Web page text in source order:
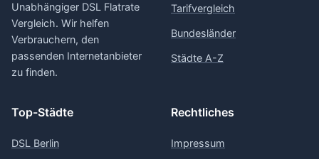
Unabhängiger DSL Flatrate
Vergleich. Wir helfen
Verbrauchern, den
passenden Internetanbieter
zu finden.
Tarifvergleich
Bundesländer
Städte A-Z
Top-Städte
DSL Berlin
Rechtliches
Impressum